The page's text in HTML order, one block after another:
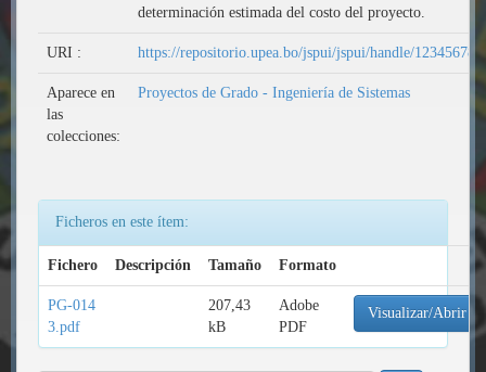
determinación estimada del costo del proyecto.
URI : https://repositorio.upea.bo/jspui/jspui/handle/
Aparece en
las
colecciones:
Proyectos de Grado - Ingeniería de Sistemas
Ficheros en este ítem:
Fichero Descripción Tamaño Formato
PG-014
3.pdf
207,43
kB
Adobe
PDF
Visualizar/Abrir